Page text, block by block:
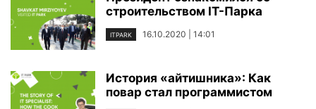
строительством IT-Парка
ITPARK 16.10.2020 | 14:01
История «айтишника»: Как
повар стал программистом